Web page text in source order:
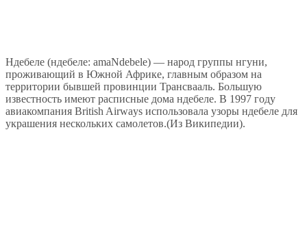
Ндебеле (ндебеле: amaNdebele) — народ группы нгуни,
проживающий в Южной Африке, главным образом на
территории бывшей провинции Трансвааль. Большую
известность имеют расписные дома ндебеле. В 1997 году
авиакомпания British Airways использовала узоры ндебеле для
украшения нескольких самолетов.(Из Википедии).